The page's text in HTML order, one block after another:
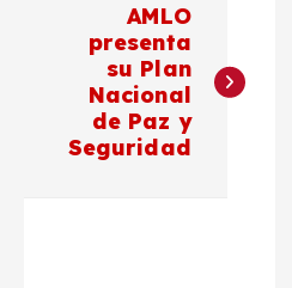
AMLO
presenta
su Plan
Nacional
de Paz y
Seguridad